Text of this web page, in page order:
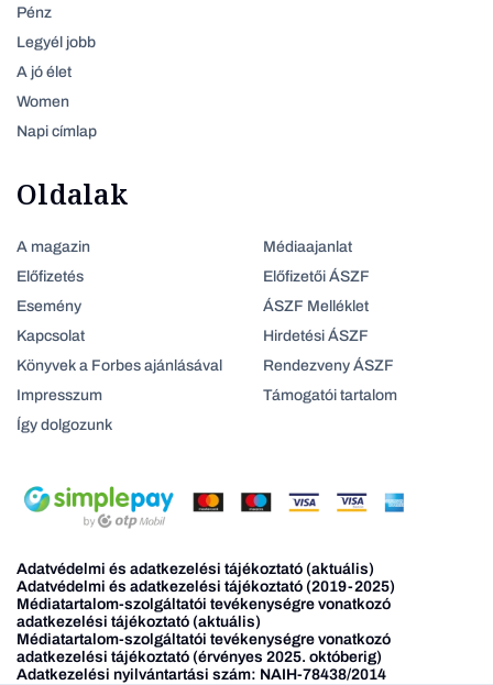
Pénz
Legyél jobb
A jó élet
Women
Napi címlap
Oldalak
A magazin
Előfizetés
Esemény
Kapcsolat
Könyvek a Forbes ajánlásával
Impresszum
Így dolgozunk
Médiaajanlat
Előfizetői ÁSZF
ÁSZF Melléklet
Hirdetési ÁSZF
Rendezveny ÁSZF
Támogatói tartalom
Adatvédelmi és adatkezelési tájékoztató (aktuális)
Adatvédelmi és adatkezelési tájékoztató (2019-2025)
Médiatartalom-szolgáltatói tevékenységre vonatkozó
adatkezelési tájékoztató (aktuális)
Médiatartalom-szolgáltatói tevékenységre vonatkozó
adatkezelési tájékoztató (érvényes 2025. októberig)
Adatkezelési nyilvántartási szám: NAIH-78438/2014